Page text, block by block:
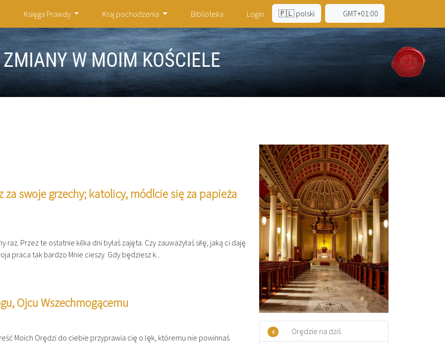
Księga Prawdy Kraj pochodzenia Biblioteka Login 🇵🇱 polski GMT+01:00
ZMIANY W MOIM KOŚCIELE
4 Orędzie na dziś
za swoje grzechy; katolicy, módlcie się za papieża
Przez te ostatnie kilka dni byłaś zajęta. Czy zauważyłaś siłę, jaką ci daję
praca tak bardzo Mnie cieszy. Gdy będziesz k...
Ojcu Wszechmogącemu
Moich Orędzi do ciebie przyprawia cię o lęk, któremu nie powinnaś